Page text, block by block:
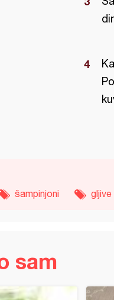
šampinjoni gljive
sam